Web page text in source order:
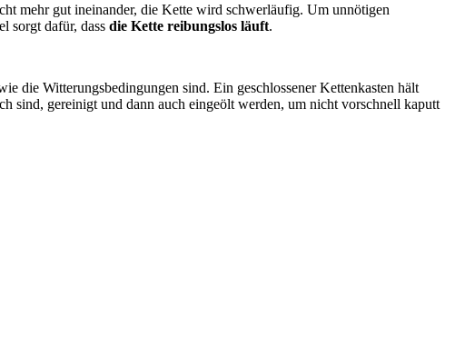
mehr gut ineinander, die Kette wird schwerläufig. Um unnötigen
sorgt dafür, dass die Kette reibungslos läuft.
die Witterungsbedingungen sind. Ein geschlossener Kettenkasten hält
sind, gereinigt und dann auch eingeölt werden, um nicht vorschnell kaputt